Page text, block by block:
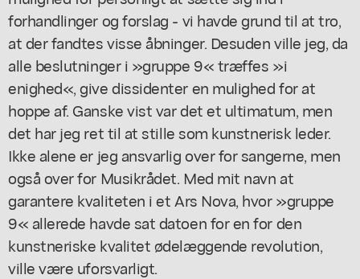
forhandlinger og forslag - vi havde grund til at tro,
at der fandtes visse åbninger. Desuden ville jeg, da
alle beslutninger i »gruppe 9« træffes »i
enighed«, give dissidenter en mulighed for at
hoppe af. Ganske vist var det et ultimatum, men
det har jeg ret til at stille som kunstnerisk leder.
Ikke alene er jeg ansvarlig over for sangerne, men
også over for Musikrådet. Med mit navn at
garantere kvaliteten i et Ars Nova, hvor »gruppe
9« allerede havde sat datoen for en for den
kunstneriske kvalitet ødelæggende revolution,
ville være uforsvarligt.